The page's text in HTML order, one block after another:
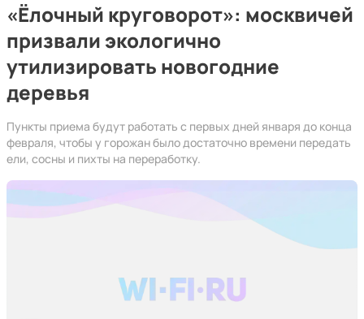
«Ёлочный круговорот»: москвичей
призвали экологично
утилизировать новогодние
деревья
Пункты приема будут работать с первых дней января до конца
февраля, чтобы у горожан было достаточно времени передать
ели, сосны и пихты на переработку.